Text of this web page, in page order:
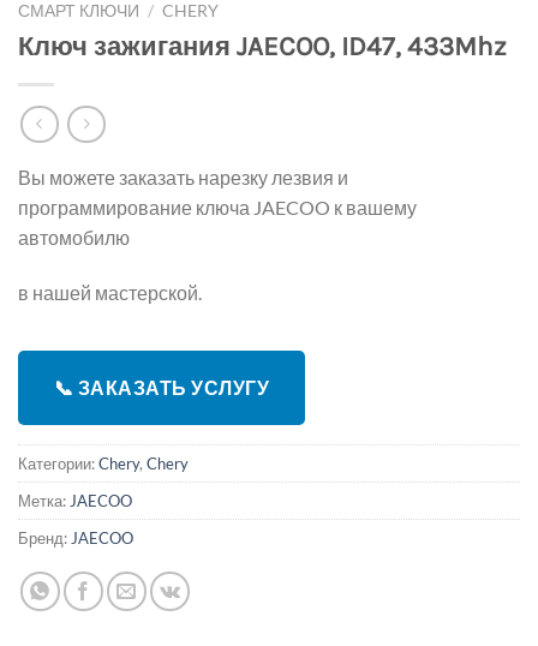
СМАРТ КЛЮЧИ / CHERY
Ключ зажигания JAECOO, ID47, 433Mhz
Вы можете заказать нарезку лезвия и
программирование ключа JAECOO к вашему
автомобилю
в нашей мастерской.
📞 ЗАКАЗАТЬ УСЛУГУ
Категории:Chery, Chery
Метка: JAECOO
Бренд: JAECOO